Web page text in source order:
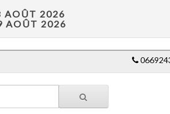
AOÛT 2026
AOÛT 2026